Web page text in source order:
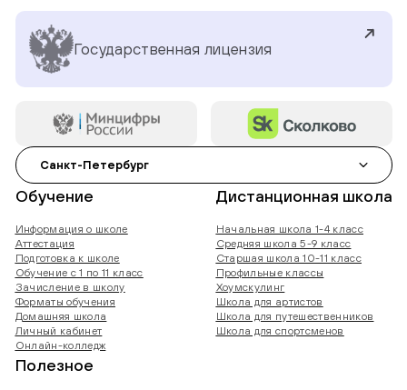
Государственная лицензия
Санкт-Петербург
Обучение
Информация о школе
Аттестация
Подготовка к школе
Обучение с 1 по 11 класс
Зачисление в школу
Форматы обучения
Домашняя школа
Личный кабинет
Онлайн-колледж
Дистанционная школа
Начальная школа 1-4 класс
Средняя школа 5-9 класс
Старшая школа 10-11 класс
Профильные классы
Хоумскулинг
Школа для артистов
Школа для путешественников
Школа для спортсменов
Полезное